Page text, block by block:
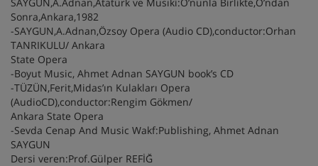
Sonra,Ankara,1982
-SAYGUN,A.Adnan,Özsoy Opera (Audio CD),conductor:Orhan
TANRIKULU/ Ankara
State Opera
-Boyut Music, Ahmet Adnan SAYGUN book’s CD
-TÜZÜN,Ferit,Midas’ın Kulakları Opera
(AudioCD),conductor:Rengim Gökmen/
Ankara State Opera
-Sevda Cenap And Music Wakf:Publishing, Ahmet Adnan
SAYGUN
Dersi veren:Prof.Gülper REFİĞ